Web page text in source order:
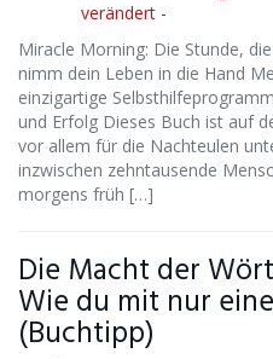
Miracle Morning: Die Stunde,
nimm dein Leben in die Hand
einzigartige
und Erfolg Dieses Buch ist auf
vor allem für die Nachteulen
inzwischen zehntausende
morgens früh […]
Die Macht der
Wie du mit nur
(Buchtipp)